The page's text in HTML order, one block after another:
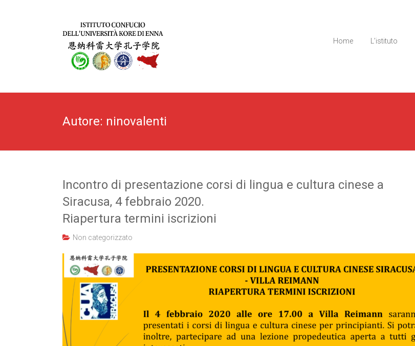
Home L’istituto
Autore: ninovalenti
Incontro di presentazione corsi di lingua e cultura cinese a
Siracusa, 4 febbraio 2020.
Riapertura termini iscrizioni
Non categorizzato